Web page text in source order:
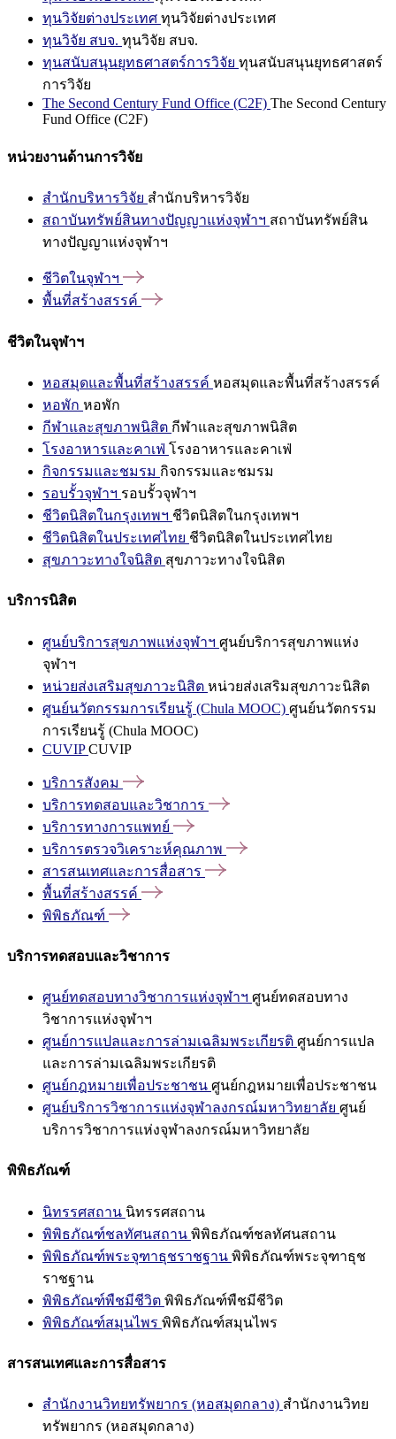
ทุนวิจัยต่างประเทศ ทุนวิจัยต่างประเทศ
ทุนวิจัย สบจ. ทุนวิจัย สบจ.
ทุนสนับสนุนยุทธศาสตร์การวิจัย ทุนสนับสนุนยุทธศาสตร์
การวิจัย
The Second Century Fund Office (C2F) The Second Century
Fund Office (C2F)
หน่วยงานด้านการวิจัย
สำนักบริหารวิจัย สำนักบริหารวิจัย
สถาบันทรัพย์สินทางปัญญาแห่งจุฬาฯ สถาบันทรัพย์สิน
ทางปัญญาแห่งจุฬาฯ
ชีวิตในจุฬาฯ
พื้นที่สร้างสรรค์
ชีวิตในจุฬาฯ
หอสมุดและพื้นที่สร้างสรรค์ หอสมุดและพื้นที่สร้างสรรค์
หอพัก หอพัก
กีฬาและสุขภาพนิสิต กีฬาและสุขภาพนิสิต
โรงอาหารและคาเฟ่ โรงอาหารและคาเฟ่
กิจกรรมและชมรม กิจกรรมและชมรม
รอบรั้วจุฬาฯ รอบรั้วจุฬาฯ
ชีวิตนิสิตในกรุงเทพฯ ชีวิตนิสิตในกรุงเทพฯ
ชีวิตนิสิตในประเทศไทย ชีวิตนิสิตในประเทศไทย
สุขภาวะทางใจนิสิต สุขภาวะทางใจนิสิต
บริการนิสิต
ศูนย์บริการสุขภาพแห่งจุฬาฯ ศูนย์บริการสุขภาพแห่ง
จุฬาฯ
หน่วยส่งเสริมสุขภาวะนิสิต หน่วยส่งเสริมสุขภาวะนิสิต
ศูนย์นวัตกรรมการเรียนรู้ (Chula MOOC) ศูนย์นวัตกรรม
การเรียนรู้ (Chula MOOC)
CUVIPCUVIP
บริการสังคม
บริการทดสอบและวิชาการ
บริการทางการแพทย์
บริการตรวจวิเคราะห์คุณภาพ
สารสนเทศและการสื่อสาร
พื้นที่สร้างสรรค์
พิพิธภัณฑ์
บริการทดสอบและวิชาการ
ศูนย์ทดสอบทางวิชาการแห่งจุฬาฯ ศูนย์ทดสอบทาง
วิชาการแห่งจุฬาฯ
ศูนย์การแปลและการล่ามเฉลิมพระเกียรติ ศูนย์การแปล
และการล่ามเฉลิมพระเกียรติ
ศูนย์กฎหมายเพื่อประชาชน ศูนย์กฎหมายเพื่อประชาชน
ศูนย์บริการวิชาการแห่งจุฬาลงกรณ์มหาวิทยาลัย ศูนย์
บริการวิชาการแห่งจุฬาลงกรณ์มหาวิทยาลัย
พิพิธภัณฑ์
นิทรรศสถาน นิทรรศสถาน
พิพิธภัณฑ์ชลทัศนสถาน พิพิธภัณฑ์ชลทัศนสถาน
พิพิธภัณฑ์พระจุฑาธุชราชฐาน พิพิธภัณฑ์พระจุฑาธุช
ราชฐาน
พิพิธภัณฑ์พืชมีชีวิต พิพิธภัณฑ์พืชมีชีวิต
พิพิธภัณฑ์สมุนไพร พิพิธภัณฑ์สมุนไพร
สารสนเทศและการสื่อสาร
สำนักงานวิทยทรัพยากร (หอสมุดกลาง) สำนักงานวิทย
ทรัพยากร (หอสมุดกลาง)